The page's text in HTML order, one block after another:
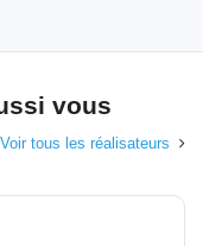
vous
Voir tous les réalisateurs